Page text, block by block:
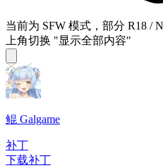
当前为 SFW 模式，部分 R18 /
上角切换 "显示全部内容"
鲲 Galgame
补丁
下载补丁